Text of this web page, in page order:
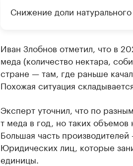
Снижение доли
Иван Злобнов отметил, что в
меда (количество нектара,
стране — там, где раньше
Похожая ситуация
Эксперт уточнил, что по
т меда в год, но таких объемов
Большая часть
Юридических лиц, которые
единицы.